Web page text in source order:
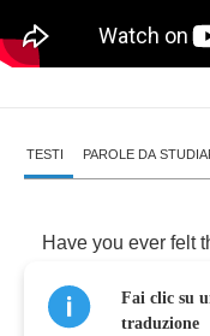
TESTI PAROLE DA
Have you ever felt
Creeping inside
Fai clic su
traduzione